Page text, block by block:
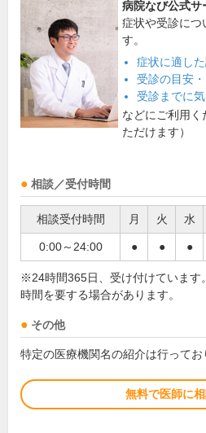
病院なび公式サ
症状や受診につ
す。
症状に適し
受診の目安
受診までに
などにご利用
ただけます）
相談／受付時間
相談受付時間 月 火 水
0:00～24:00 ● ● ●
※24時間365日、受け付けています
時間を要する場合があります。
その他
特定の医療機関名の紹介は行ってお
無料で医師に